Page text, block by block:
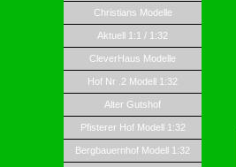
Christians Modelle
Aktuell 1:1 / 1:32
CleverHaus Modelle
Hof Nr .2 Modell 1:32
Alter Gutshof
Pfisterer Hof Modell 1:32
Bergbauernhof Modell 1:32